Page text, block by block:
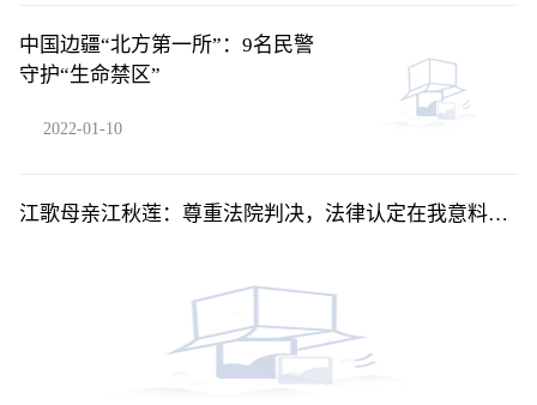
中国边疆“北方第一所”：9名民警
守护“生命禁区”
2022-01-10
江歌母亲江秋莲：尊重法院判决，法律认定在我意料之